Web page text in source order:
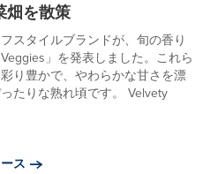
畑を散策
スタイルブランドが、旬の香り
」を発表しました。これら
り豊かで、やわらかな甘さを漂
たりな熟れ頃です。 Velvety
ス